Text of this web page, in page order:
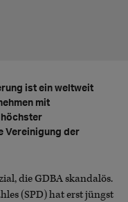
ist ein weltweit
mit
Vereinigung der
die GDBA skandalös.
(SPD) hat erst jüngst